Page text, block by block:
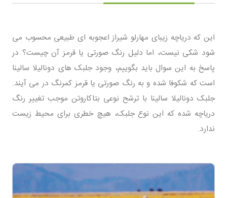
این که دریاچه زیبای مهارلو شیراز اعجوبه ای طبیعی محسوب می
شود شکی نیست، اما دلیل رنگ صورتی یا قرمز آن چیست؟ در
پاسخ به این سوال باید بگوییم، وجود جلبک های دونالیلا سالینا
است که شکوفا شده و به رنگ صورتی یا قرمز کمرنگ در می آیند.
جلبک دونالیلا سالینا با ترشح نوعی بتاکاروتن موجب تغییر رنگ
دریاچه شده که این نوع جلبک، هیچ خطری برای محیط زیست
ندارد.